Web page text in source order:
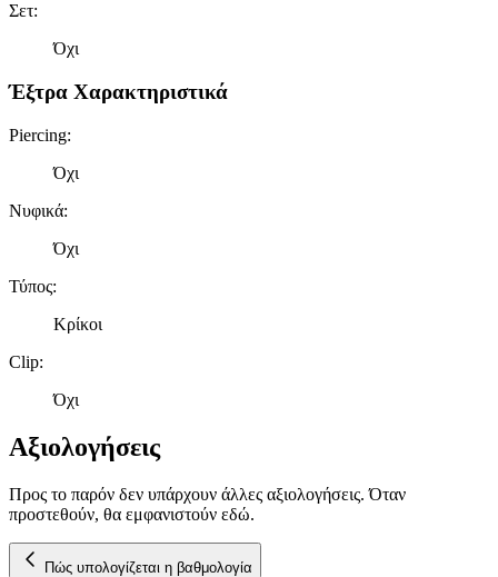
Σετ:
Όχι
Έξτρα Χαρακτηριστικά
Piercing:
Όχι
Νυφικά:
Όχι
Τύπος:
Κρίκοι
Clip:
Όχι
Αξιολογήσεις
Προς το παρόν δεν υπάρχουν άλλες αξιολογήσεις. Όταν
προστεθούν, θα εμφανιστούν εδώ.
Πώς υπολογίζεται η βαθμολογία